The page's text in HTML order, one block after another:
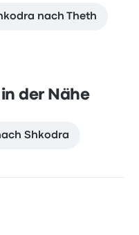
nach Theth
der Nähe
Shkodra